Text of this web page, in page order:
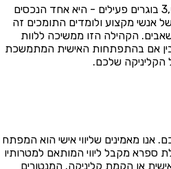
קהילת ספרא - עם יותר מ-3,000 בוגרים פעילים - היא אחד הנכסים
מקצוע ולומדים התומכים זה
הקהילה הזו ממשיכה ללוות
אם בהתפתחות האישית המתמשכת
שלכם.
מאמינים שליווי אישי הוא המפתח
מקבל ליווי המותאם למטרותיו
או הקמת קליניקה. המנטורים